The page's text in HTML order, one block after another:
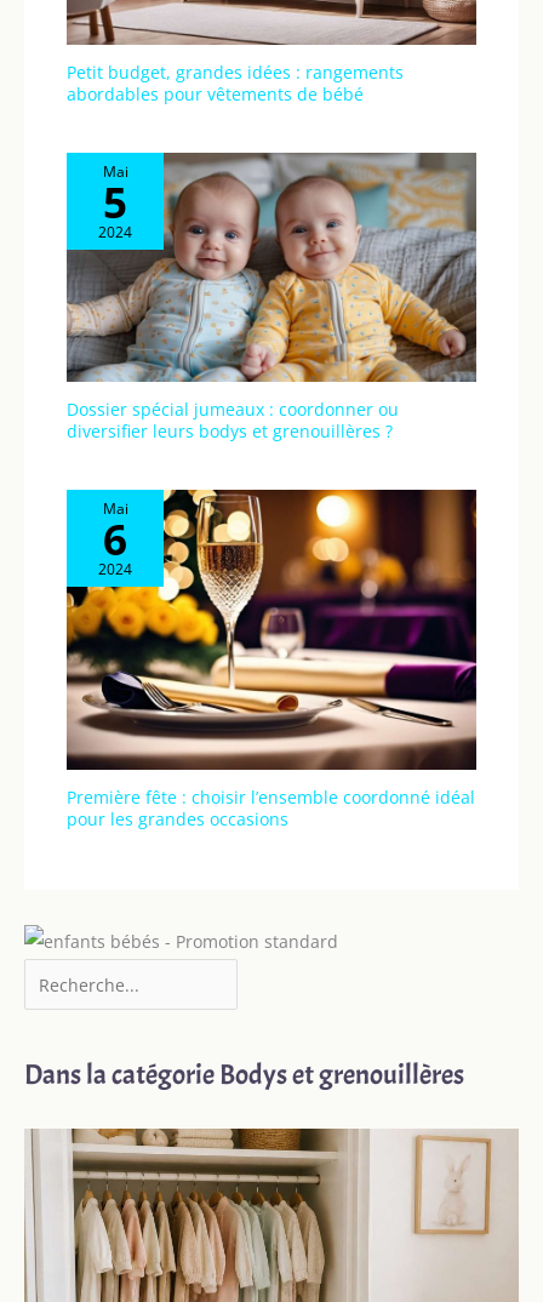
Petit budget, grandes idées : rangements
abordables pour vêtements de bébé
Mai
5
2024
Dossier spécial jumeaux : coordonner ou
diversifier leurs bodys et grenouillères ?
Mai
6
2024
Première fête : choisir l’ensemble coordonné idéal
pour les grandes occasions
Dans la catégorie Bodys et grenouillères